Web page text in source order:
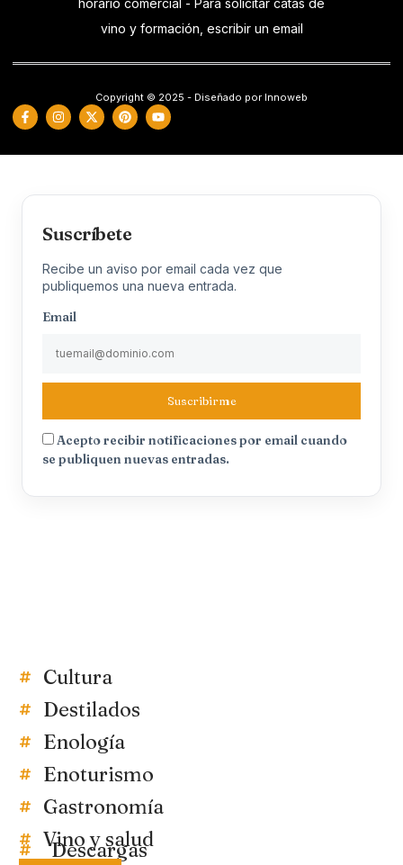
horario comercial - Para solicitar catas de
vino y formación, escribir un email
Copyright © 2025 - Diseñado por Innoweb
Suscríbete
Recibe un aviso por email cada vez que
publiquemos una nueva entrada.
Email
Suscribirme
Acepto recibir notificaciones por email cuando
se publiquen nuevas entradas.
Cultura
Destilados
Enología
Enoturismo
Gastronomía
Vino y salud
Descargas